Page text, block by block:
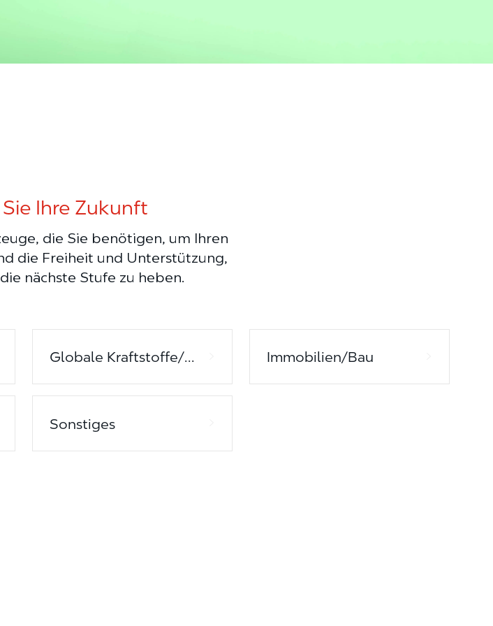
Ihre Zukunft
die Sie benötigen, um Ihren
die Freiheit und Unterstützung,
nächste Stufe zu heben.
Globale Kraftstoffe/Logistik Immobilien/Bau
Sonstiges